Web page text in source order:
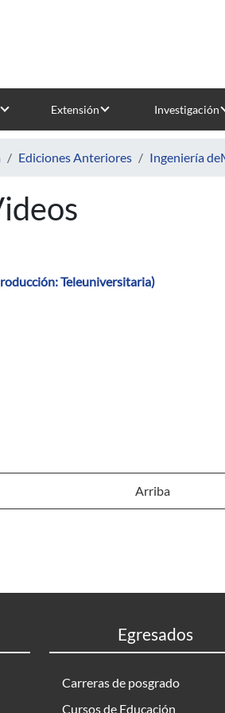
Extensión Investigación
Ediciones Anteriores Ingeniería
Teleuniversitaria)
Arriba
Egresados
Carreras de posgrado
Cursos de Educación